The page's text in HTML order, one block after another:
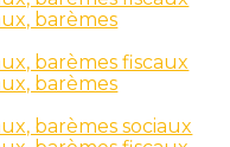
barèmes
barèmes fiscaux
barèmes
barèmes sociaux